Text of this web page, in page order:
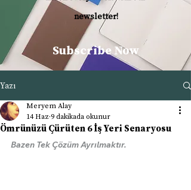
newsletter!
Subscribe Now
Yazı
Ömrünüzü Çürüten 6 İş Yeri Senaryosu
Meryem Alay
14 Haz 9 dakikada okunur
Bazen Tek Çözüm Ayrılmaktır.